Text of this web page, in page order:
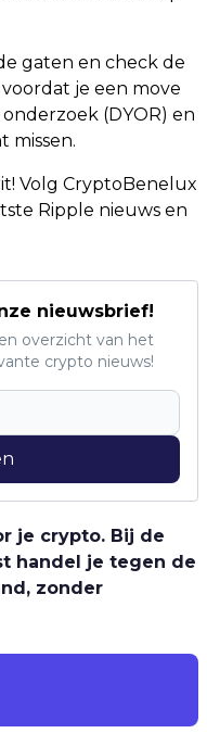
gaten en check de
je een move
(DYOR) en
missen.
Volg CryptoBenelux
Ripple nieuws en
nieuwsbrief!
overzicht van het
crypto nieuws!
je crypto. Bij de
handel je tegen de
zonder